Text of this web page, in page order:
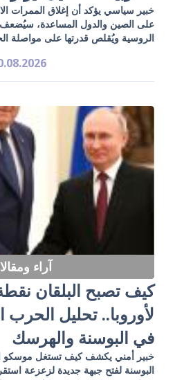
خبير سياسي يؤكد أن إغلاق الممرات
على الصين والدول المساعدة، سيُضعف
الروسية ويُقلص قدرتها على مواصلة
آراء
كيف تصبح البلقان
لأوروبا.. تحليل الحرب
في البوسنة والهرسك
خبير أمني يكشف كيف تستغل موسكو
البوسنة لفتح جبهة جديدة لزعزعة